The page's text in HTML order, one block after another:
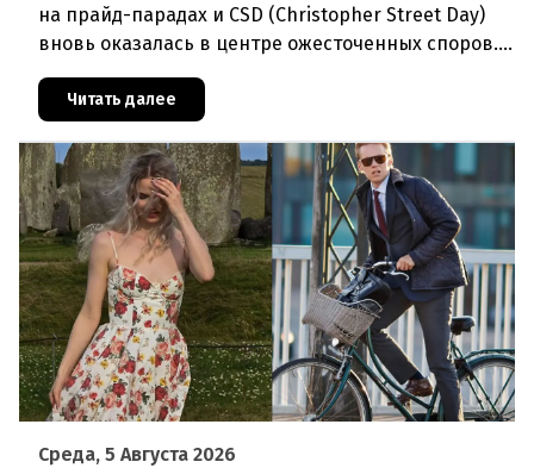
на прайд-парадах и CSD (Christopher Street Day)
вновь оказалась в центре ожесточенных споров.
То, что для многих представителей ЛГБТК+
является выражением
Читать далее
Среда, 5 Августа 2026